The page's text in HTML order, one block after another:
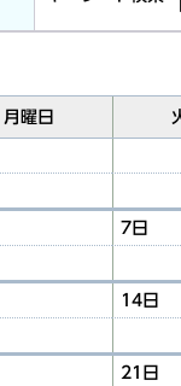
月曜日
7日
14日
21日